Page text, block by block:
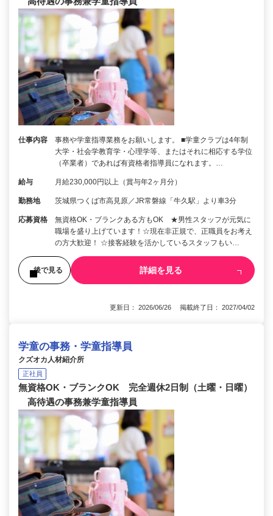
仕事内容
事務や学童指導業務をお願いします。 ■学童クラブは4年制
大学・社会学教育学・心理学等、またはそれに相応する学位
（卒業者）であれば有資格者指導員になれます。…
給与 月給230,000円以上（賞与年2ヶ月分）
勤務地 茨城県つくば市高見原／JR常磐線「牛久駅」より車3分
応募資格
無資格OK・ブランクある方もOK ★男性スタッフが元気に
職場を盛り上げています！☆現在非正規で、正職員をお考え
の方大歓迎！ ☆接客経験を活かしているスタッフもい…
後で見る 詳細を見る
更新日： 2026/06/26 掲載終了日： 2027/04/02
学童の事務・学童指導員
クズオカ人材紹介所
正社員
無資格OK・ブランクOK 完全週休2日制（土曜・日曜）
高待遇の事務兼学童指導員